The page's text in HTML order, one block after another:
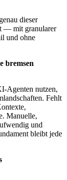
dieser
— mit granularer
und ohne
bremsen
Agenten nutzen,
Fehlt
Manuelle,
und
bleibt jede